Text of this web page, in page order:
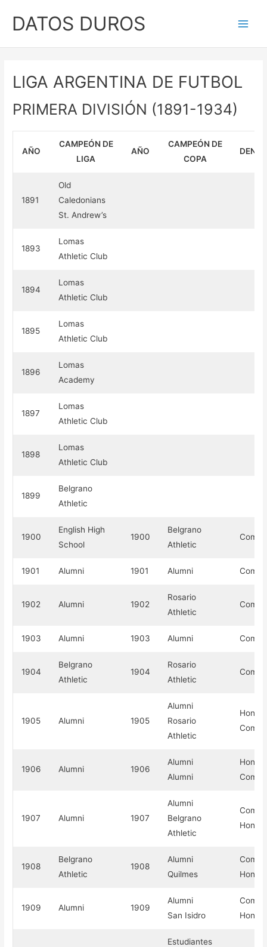
DATOS DUROS
LIGA ARGENTINA DE FUTBOL
PRIMERA DIVISIÓN (1891-1934)
AÑO
CAMPEÓN DE
LIGA
AÑO
CAMPEÓN DE
COPA
1891
Old
Caledonians
St. Andrew’s
1893
Lomas
Athletic Club
1894
Lomas
Athletic Club
1895
Lomas
Athletic Club
1896
Lomas
Academy
1897
Lomas
Athletic Club
1898
Lomas
Athletic Club
1899
Belgrano
Athletic
1900
English High
School
1900
Belgrano
Athletic
1901 Alumni 1901 Alumni
1902 Alumni 1902
Rosario
Athletic
1903 Alumni 1903 Alumni
1904
Belgrano
Athletic
1904
Rosario
Athletic
1905 Alumni 1905
Alumni
Rosario
Athletic
Honor
1906 Alumni 1906
Alumni
Alumni
Honor
1907 Alumni 1907
Alumni
Belgrano
Athletic
Honor
1908
Belgrano
Athletic
1908
Alumni
Quilmes
Honor
1909 Alumni 1909
Alumni
San Isidro
Honor
Estudiantes